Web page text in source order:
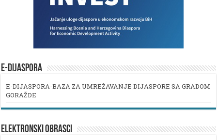
E-DIJASPORA
E-DIJASPORA-BAZA ZA UMREŽAVANJE DIJASPORE SA GRADOM
GORAŽDE
ELEKTRONSKI OBRASCI